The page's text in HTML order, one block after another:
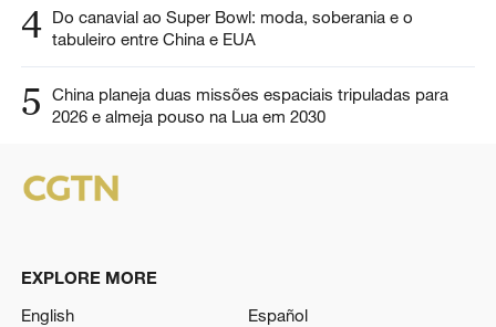
4 Do canavial ao Super Bowl: moda, soberania e o
tabuleiro entre China e EUA
5
China planeja duas missões espaciais tripuladas para
2026 e almeja pouso na Lua em 2030
EXPLORE MORE
English
Español